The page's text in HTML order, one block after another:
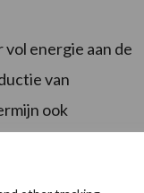
energie aan de
van
ook
ziet zijn opdracht